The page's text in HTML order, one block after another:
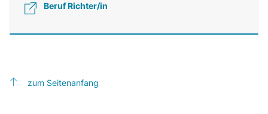
Beruf Richter/in
zum Seitenanfang